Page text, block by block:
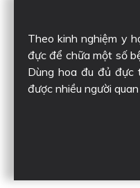
Theo kinh nghiệm y
đực để chữa một số
Dùng hoa đu đủ đực
được nhiều người